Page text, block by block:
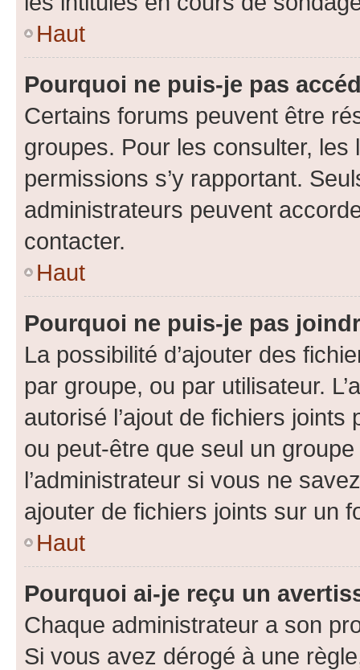
Haut
Pourquoi ne puis-je pas
Certains forums peuvent être
groupes. Pour les consulter,
permissions s’y rapportant.
administrateurs peuvent
contacter.
Haut
Pourquoi ne puis-je pas
La possibilité d’ajouter des
par groupe, ou par utilisateur.
autorisé l’ajout de fichiers
ou peut-être que seul un
l’administrateur si vous ne
ajouter de fichiers joints sur un
Haut
Pourquoi ai-je reçu un
Chaque administrateur a son
Si vous avez dérogé à une